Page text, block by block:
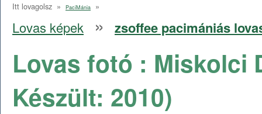
Itt lovagolsz » PaciMánia »
Lovas képek » zsoffee pacimániás
Lovas fotó : Miskolci
Készült: 2010)